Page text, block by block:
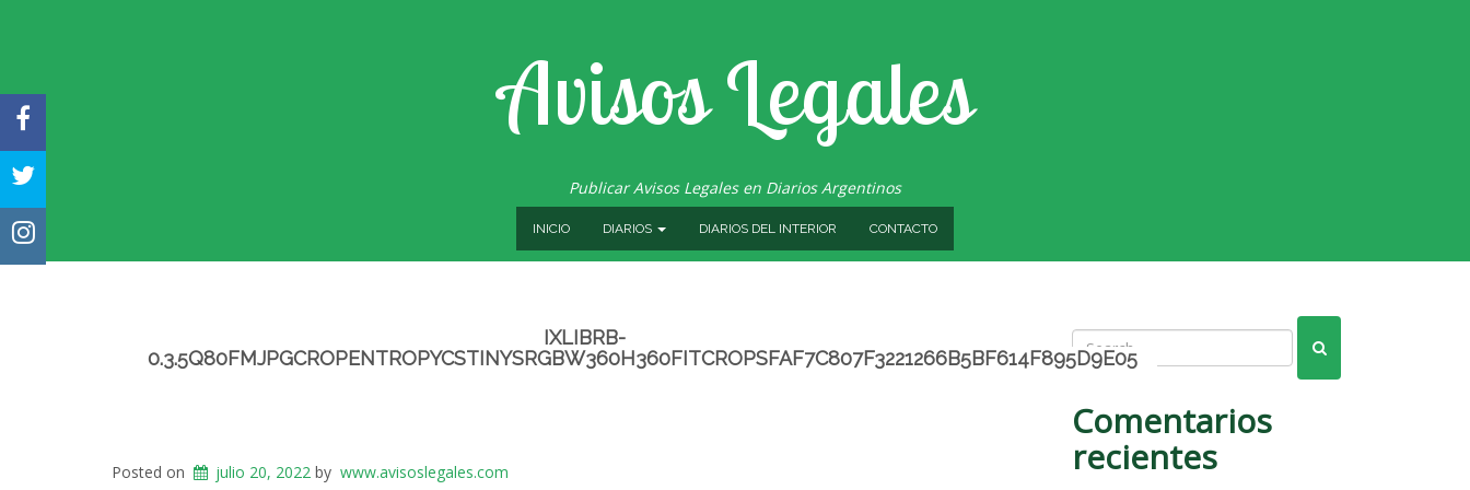
Avisos Legales
Publicar Avisos Legales en Diarios Argentinos
INICIO DIARIOS DIARIOS DEL INTERIOR CONTACTO
INSTAGRAM
IXLIBRB-
0.3.5Q80FMJPGCROPENTROPYCSTINYSRGBW360H360FITCROPSFAF7C807F3221266B5BF614F895D9E05
Posted on julio 20, 2022 by www.avisoslegales.com
Comentarios
recientes